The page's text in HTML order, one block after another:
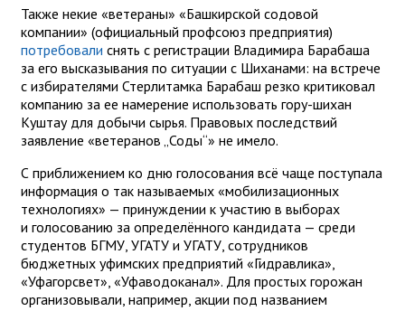
Также некие «ветераны» «Башкирской содовой
компании» (официальный профсоюз предприятия)
потребовали снять с регистрации Владимира Барабаша
за его высказывания по ситуации с Шиханами: на встрече
с избирателями Стерлитамка Барабаш резко критиковал
компанию за ее намерение использовать гору-шихан
Куштау для добычи сырья. Правовых последствий
заявление «ветеранов „Соды“» не имело.
С приближением ко дню голосования всё чаще поступала
информация о так называемых «мобилизационных
технологиях» — принуждении к участию в выборах
и голосованию за определённого кандидата — среди
студентов БГМУ, УГАТУ и УГАТУ, сотрудников
бюджетных уфимских предприятий «Гидравлика»,
«Уфагорсвет», «Уфаводоканал». Для простых горожан
организовывали, например, акции под названием